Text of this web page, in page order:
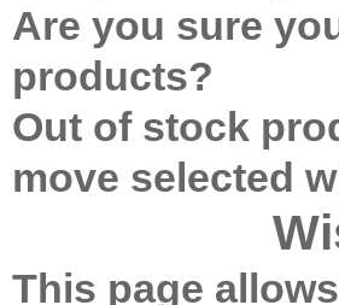
Are you sure
products?
Out of stock
move selected
This page